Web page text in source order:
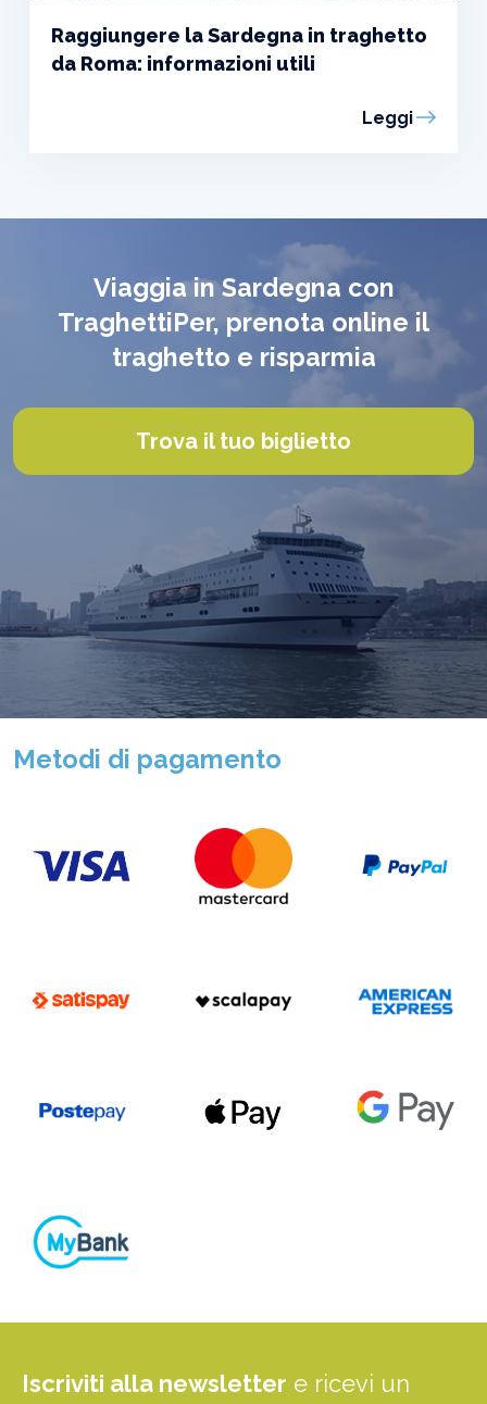
Raggiungere la Sardegna in traghetto
da Roma: informazioni utili
Leggi
Viaggia in Sardegna con
TraghettiPer, prenota online il
traghetto e risparmia
Trova il tuo biglietto
Metodi di pagamento
Iscriviti alla newsletter e ricevi un